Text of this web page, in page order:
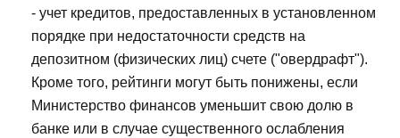
- учет кредитов, предоставленных в установленном
порядке при недостаточности средств на
депозитном (физических лиц) счете ("овердрафт").
Кроме того, рейтинги могут быть понижены, если
Министерство финансов уменьшит свою долю в
банке или в случае существенного ослабления